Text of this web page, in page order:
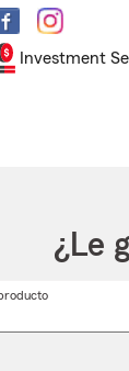
Investment
¿Le
Seleccione